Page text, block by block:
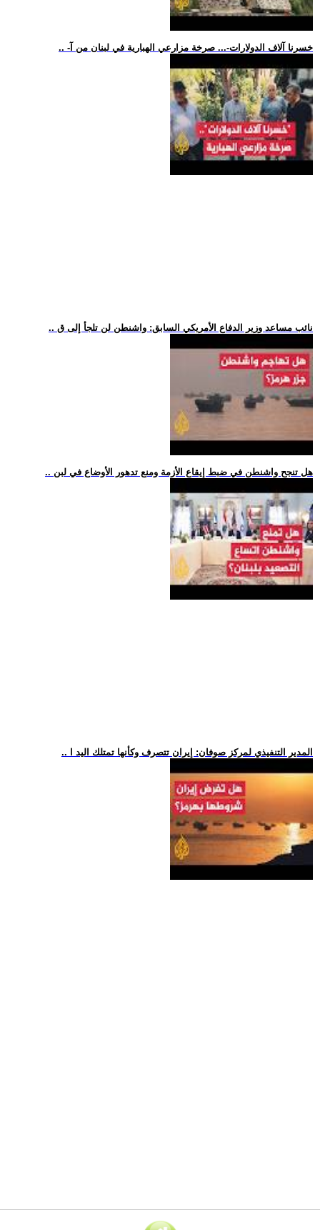
.. -خسرنا آلاف الدولارات-... صرخة مزارعي الهبارية في لبنان من آ
.. نائب مساعد وزير الدفاع الأمريكي السابق: واشنطن لن تلجأ إلى ق
.. هل تنجح واشنطن في ضبط إيقاع الأزمة ومنع تدهور الأوضاع في لبن
.. المدير التنفيذي لمركز صوفان: إيران تتصرف وكأنها تمتلك اليد ا